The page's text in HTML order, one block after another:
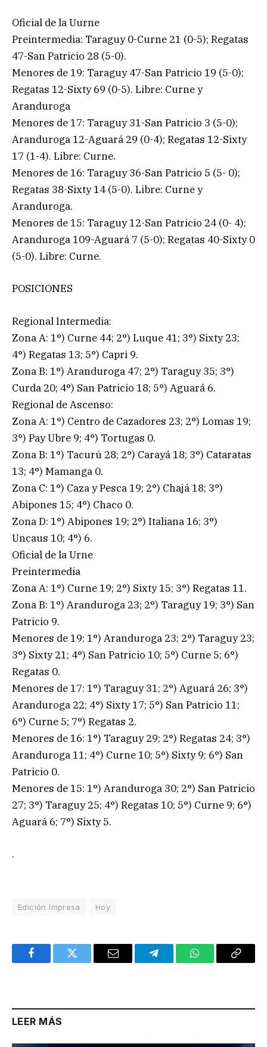
Oficial de la Uurne
Preintermedia: Taraguy 0-Curne 21 (0-5); Regatas
47-San Patricio 28 (5-0).
Menores de 19: Taraguy 47-San Patricio 19 (5-0);
Regatas 12-Sixty 69 (0-5). Libre: Curne y
Aranduroga
Menores de 17: Taraguy 31-San Patricio 3 (5-0);
Aranduroga 12-Aguará 29 (0-4); Regatas 12-Sixty
17 (1-4). Libre: Curne.
Menores de 16: Taraguy 36-San Patricio 5 (5- 0);
Regatas 38-Sixty 14 (5-0). Libre: Curne y
Aranduroga.
Menores de 15: Taraguy 12-San Patricio 24 (0- 4);
Aranduroga 109-Aguará 7 (5-0); Regatas 40-Sixty 0
(5-0). Libre: Curne.
POSICIONES
Regional Intermedia:
Zona A: 1°) Curne 44; 2°) Luque 41; 3°) Sixty 23;
4°) Regatas 13; 5°) Capri 9.
Zona B: 1°) Aranduroga 47; 2°) Taraguy 35; 3°)
Curda 20; 4°) San Patricio 18; 5°) Aguará 6.
Regional de Ascenso:
Zona A: 1°) Centro de Cazadores 23; 2°) Lomas 19;
3°) Pay Ubre 9; 4°) Tortugas 0.
Zona B: 1°) Tacurú 28; 2°) Carayá 18; 3°) Cataratas
13; 4°) Mamanga 0.
Zona C: 1°) Caza y Pesca 19; 2°) Chajá 18; 3°)
Abipones 15; 4°) Chaco 0.
Zona D: 1°) Abipones 19; 2°) Italiana 16; 3°)
Uncaus 10; 4°) 6.
Oficial de la Urne
Preintermedia
Zona A: 1°) Curne 19; 2°) Sixty 15; 3°) Regatas 11.
Zona B: 1°) Aranduroga 23; 2°) Taraguy 19; 3°) San
Patricio 9.
Menores de 19: 1°) Aranduroga 23; 2°) Taraguy 23;
3°) Sixty 21; 4°) San Patricio 10; 5°) Curne 5; 6°)
Regatas 0.
Menores de 17: 1°) Taraguy 31; 2°) Aguará 26; 3°)
Aranduroga 22; 4°) Sixty 17; 5°) San Patricio 11;
6°) Curne 5; 7°) Regatas 2.
Menores de 16: 1°) Taraguy 29; 2°) Regatas 24; 3°)
Aranduroga 11; 4°) Curne 10; 5°) Sixty 9; 6°) San
Patricio 0.
Menores de 15: 1°) Aranduroga 30; 2°) San Patricio
27; 3°) Taraguy 25; 4°) Regatas 10; 5°) Curne 9; 6°)
Aguará 6; 7°) Sixty 5.
.
Edición Impresa Hoy
FacebookTwitter Email TelegramWhatsAppCopy
LEER MÁS